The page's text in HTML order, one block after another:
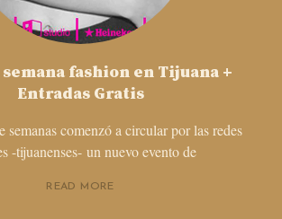
fashion en Tijuana +
Entradas Gratis
semanas comenzó a circular por las redes
-tijuanenses- un nuevo evento de
READ MORE